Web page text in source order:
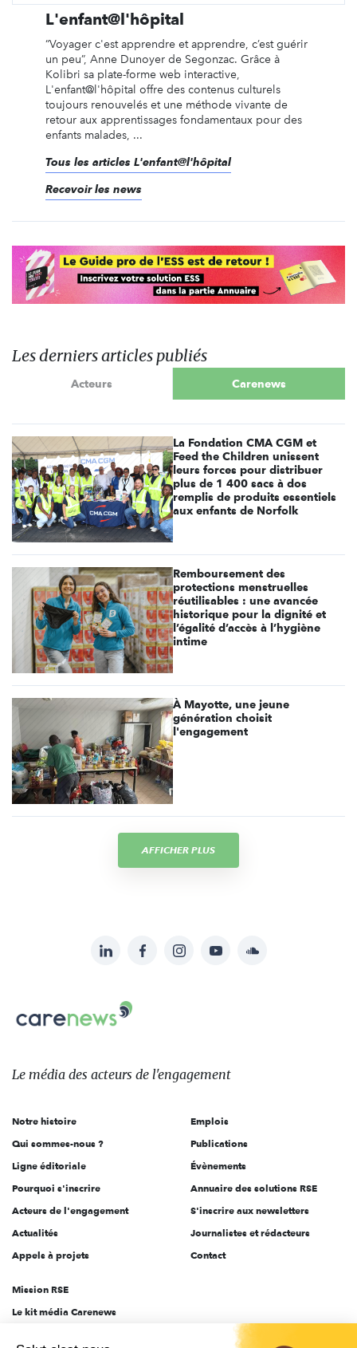
L'enfant@l'hôpital
“Voyager c'est apprendre et apprendre, c’est guérir
un peu”, Anne Dunoyer de Segonzac. Grâce à
Kolibri sa plate-forme web interactive,
L'enfant@l'hôpital offre des contenus culturels
toujours renouvelés et une méthode vivante de
retour aux apprentissages fondamentaux pour des
enfants malades, ...
Tous les articles L'enfant@l'hôpital
Recevoir les news
Les derniers articles publiés
Acteurs Carenews
La Fondation CMA CGM et
Feed the Children unissent
leurs forces pour distribuer
plus de 1 400 sacs à dos
remplis de produits essentiels
aux enfants de Norfolk
Remboursement des
protections menstruelles
réutilisables : une avancée
historique pour la dignité et
l’égalité d’accès à l’hygiène
intime
À Mayotte, une jeune
génération choisit
l'engagement
AFFICHER PLUS
sur:
LinkedInFacebookInstagramYouTubeSoundcloud
Le
des
l'engagement
Le média des acteurs de l'engagement
Notre histoire
Qui sommes-nous ?
Ligne éditoriale
Pourquoi s'inscrire
Acteurs de l'engagement
Actualités
Appels à projets
Emplois
Publications
Évènements
Annuaire des solutions RSE
S'inscrire aux newsletters
Journalistes et rédacteurs
Contact
Mission RSE
Le kit média Carenews